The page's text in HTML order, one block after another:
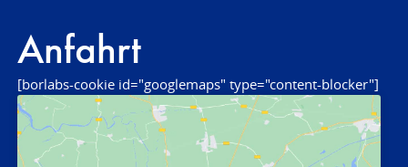
Anfahrt
[borlabs-cookie id="googlemaps" type="content-blocker"]